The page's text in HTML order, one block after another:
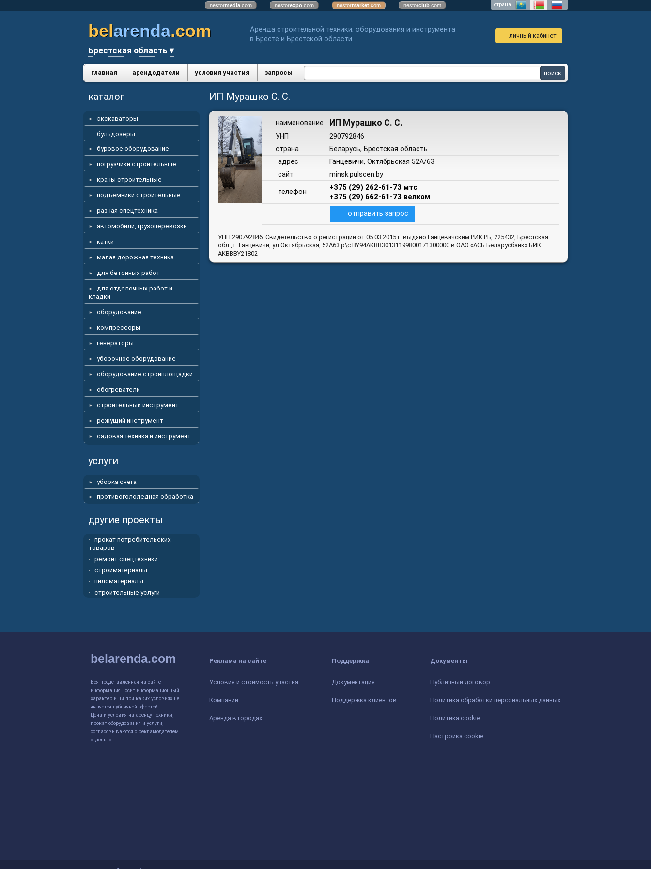
nestormedia .com nestorexpo .com nestormarket .com nestorclub .com страна
belarenda.com
Брестская область ▾
Аренда строительной техники, оборудования и инструмента
в Бресте и Брестской области
личный кабинет
главная арендодатели условия участия запросы
каталог
экскаваторы
бульдозеры
буровое оборудование
погрузчики строительные
краны строительные
подъемники строительные
разная спецтехника
автомобили, грузоперевозки
катки
малая дорожная техника
для бетонных работ
для отделочных работ и
кладки
оборудование
компрессоры
генераторы
уборочное оборудование
оборудование стройплощадки
обогреватели
строительный инструмент
режущий инструмент
садовая техника и инструмент
услуги
уборка снега
противогололедная обработка
другие проекты
прокат потребительских
товаров
ремонт спецтехники
стройматериалы
пиломатериалы
строительные услуги
ИП Мурашко С. С.
наименование ИП Мурашко С. С.
УНП
290792846
страна
Беларусь, Брестская область
адрес
Ганцевичи, Октябрьская 52А/63
сайт
minsk.pulscen.by
телефон
+375 (29) 262-61-73 мтс
+375 (29) 662-61-73 велком
отправить запрос
УНП 290792846, Свидетельство о регистрации от 05.03.2015 г. выдано Ганцевичским РИК РБ, 225432, Брестская
обл., г. Ганцевичи, ул.Октябрьская, 52A63 р\с BY94AKBB30131199800171300000 в ОАО «АСБ Беларусбанк» БИК
AKBBBY21802
belarenda.com
Вся представленная на сайте
информация носит информационный
характер и ни при каких условиях не
является публичной офертой.
Цена и условия на аренду техники,
прокат оборудования и услуги,
согласовываются с рекламодателем
отдельно.
Реклама на сайте
Условия и стоимость участия
Компании
Аренда в городах
Поддержка
Документация
Поддержка клиентов
Документы
Публичный договор
Политика обработки персональных данных
Политика cookie
Настройка cookie